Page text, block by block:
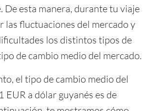
De esta manera, durante tu viaje
las fluctuaciones del mercado y
los distintos tipos de
de cambio medio del mercado.
el tipo de cambio medio del
EUR a dólar guyanés es de